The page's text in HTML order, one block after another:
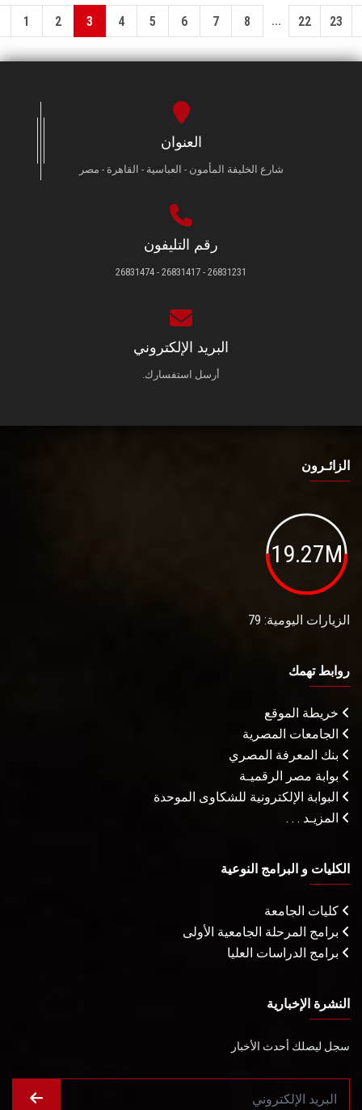
1 2 3 4 5 6 7 8 ... 22 23
العنوان
شارع الخليفة المأمون - العباسية - القاهرة - مصر
رقم التليفون
26831231 - 26831417 - 26831474
البريد الإلكتروني
أرسل استفسارك.
الزائـرون
19.27M
الزيارات اليومية: 79
روابط تهمك
خريطة الموقع
الجامعات المصرية
بنك المعرفة المصري
بوابة مصر الرقميـة
البوابة الإلكترونية للشكاوى الموحدة
المزيـد . . .
الكليات و البرامج النوعية
كليات الجامعة
برامج المرحلة الجامعية الأولى
برامج الدراسات العليا
النشرة الإخبارية
سجل ليصلك أحدث الأخبار